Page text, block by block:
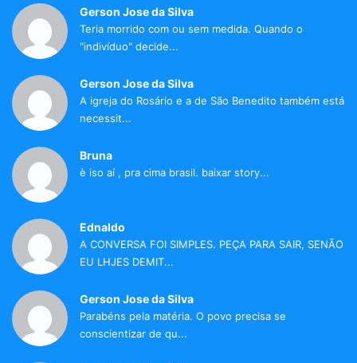
Gerson Jose da Silva
Teria morrido com ou sem medida. Quando o
"indivíduo" decide...
Gerson Jose da Silva
A igreja do Rosário e a de São Benedito também está
necessit...
Bruna
è iso aí , pra cima brasil. baixar story...
Ednaldo
A CONVERSA FOI SIMPLES. PEÇA PARA SAIR, SENÃO
EU LHJES DEMIT...
Gerson Jose da Silva
Parabéns pela matéria. O povo precisa se
conscientizar de qu...